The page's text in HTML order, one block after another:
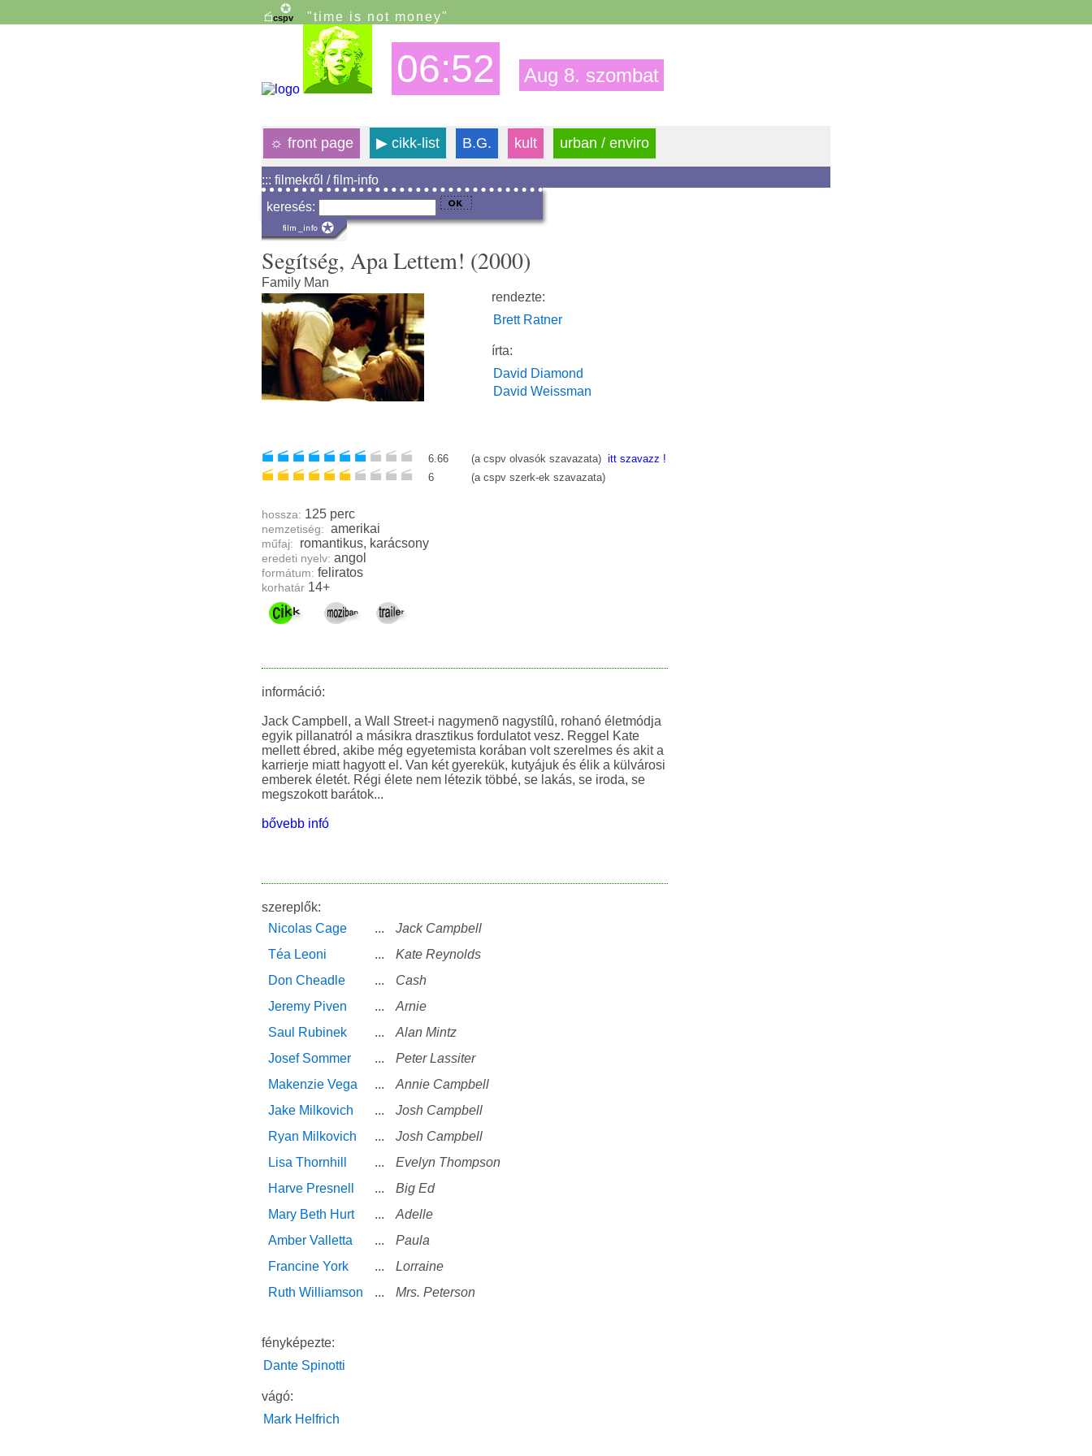
"time is not money"
06:52 Aug 8. szombat
☼ front page ▶ cikk-list B.G. kult urban / enviro
::: filmekről / film-info
keresés:
Segítség, Apa Lettem! (2000)
Family Man
rendezte:
Brett Ratner
írta:
David Diamond
David Weissman
6.66 (a cspv olvasók szavazata) itt szavazz !
6
(a cspv szerk-ek szavazata)
hossza: 125 perc
nemzetiség: amerikai
műfaj: romantikus, karácsony
eredeti nyelv: angol
formátum: feliratos
korhatár 14+
információ:
Jack Campbell, a Wall Street-i nagymenõ nagystílû, rohanó életmódja
egyik pillanatról a másikra drasztikus fordulatot vesz. Reggel Kate
mellett ébred, akibe még egyetemista korában volt szerelmes és akit a
karrierje miatt hagyott el. Van két gyerekük, kutyájuk és élik a külvárosi
emberek életét. Régi élete nem létezik többé, se lakás, se iroda, se
bővebb infó
szereplők:
Nicolas Cage
...
Jack Campbell
Téa Leoni
...
Kate Reynolds
Don Cheadle
...
Cash
Jeremy Piven
...
Arnie
Saul Rubinek
...
Alan Mintz
Josef Sommer
...
Peter Lassiter
Makenzie Vega
...
Annie Campbell
Jake Milkovich
...
Josh Campbell
Ryan Milkovich
...
Josh Campbell
Lisa Thornhill
...
Evelyn Thompson
Harve Presnell
...
Big Ed
Mary Beth Hurt
...
Adelle
Amber Valletta
...
Paula
Francine York
...
Lorraine
Ruth Williamson
... Mrs. Peterson
fényképezte:
Dante Spinotti
vágó:
Mark Helfrich